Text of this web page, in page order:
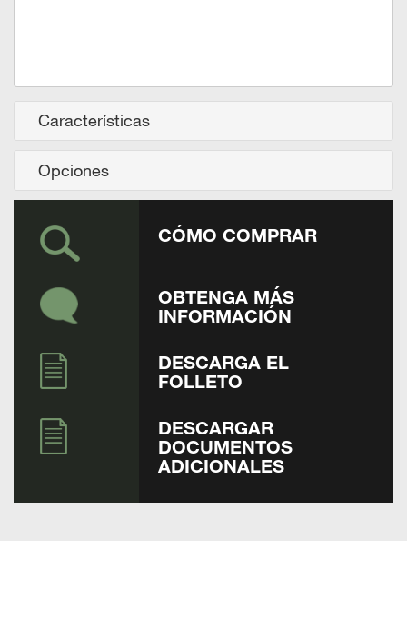
Características
Opciones
CÓMO COMPRAR
OBTENGA MÁS
INFORMACIÓN
DESCARGA EL
FOLLETO
DESCARGAR
DOCUMENTOS
ADICIONALES